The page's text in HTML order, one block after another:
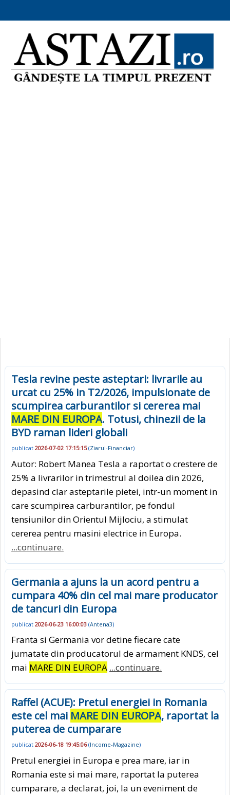
Tesla revine peste asteptari: livrarile au
urcat cu 25% in T2/2026, impulsionate de
scumpirea carburantilor si cererea mai
MARE DIN EUROPA. Totusi, chinezii de la
BYD raman lideri globali
publicat 2026-07-02 17:15:15(Ziarul-Financiar)
Autor: Robert Manea Tesla a raportat o crestere de
25% a livrarilor in trimestrul al doilea din 2026,
depasind clar asteptarile pietei, intr-un moment in
care scumpirea carburantilor, pe fondul
tensiunilor din Orientul Mijlociu, a stimulat
cererea pentru masini electrice in Europa.
...continuare.
Germania a ajuns la un acord pentru a
cumpara 40% din cel mai mare producator
de tancuri din Europa
publicat 2026-06-23 16:00:03 (Antena3)
Franta si Germania vor detine fiecare cate
jumatate din producatorul de armament KNDS, cel
mai MARE DIN EUROPA ...continuare.
Raffel (ACUE): Pretul energiei in Romania
este cel mai MARE DIN EUROPA, raportat la
puterea de cumparare
publicat 2026-06-18 19:45:06(Income-Magazine)
Pretul energiei in Europa e prea mare, iar in
Romania este si mai mare, raportat la puterea
cumparare, a declarat, joi, la un eveniment de